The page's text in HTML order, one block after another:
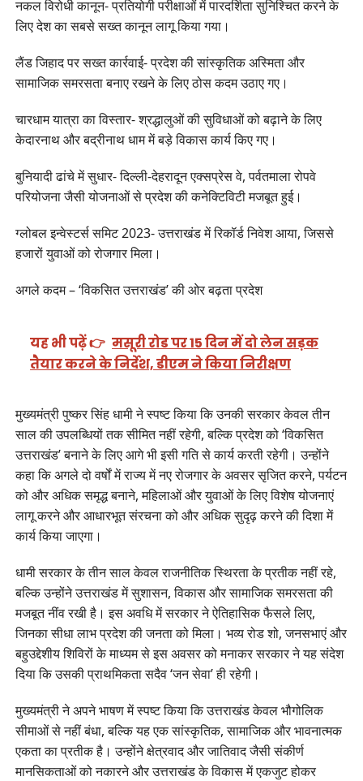
नकल विरोधी कानून- प्रतियोगी परीक्षाओं में पारदर्शिता सुनिश्चित करने के
लिए देश का सबसे सख्त कानून लागू किया गया।
लैंड जिहाद पर सख्त कार्रवाई- प्रदेश की सांस्कृतिक अस्मिता और
सामाजिक समरसता बनाए रखने के लिए ठोस कदम उठाए गए।
चारधाम यात्रा का विस्तार- श्रद्धालुओं की सुविधाओं को बढ़ाने के लिए
केदारनाथ और बद्रीनाथ धाम में बड़े विकास कार्य किए गए।
बुनियादी ढांचे में सुधार- दिल्ली-देहरादून एक्सप्रेस वे, पर्वतमाला रोपवे
परियोजना जैसी योजनाओं से प्रदेश की कनेक्टिविटी मजबूत हुई।
ग्लोबल इन्वेस्टर्स समिट 2023- उत्तराखंड में रिकॉर्ड निवेश आया, जिससे
हजारों युवाओं को रोजगार मिला।
अगले कदम – ‘विकसित उत्तराखंड’ की ओर बढ़ता प्रदेश
यह भी पढ़ें 👉 मसूरी रोड पर 15 दिन में दो लेन सड़क
तैयार करने के निर्देश, डीएम ने किया निरीक्षण
मुख्यमंत्री पुष्कर सिंह धामी ने स्पष्ट किया कि उनकी सरकार केवल तीन
साल की उपलब्धियों तक सीमित नहीं रहेगी, बल्कि प्रदेश को ‘विकसित
उत्तराखंड’ बनाने के लिए आगे भी इसी गति से कार्य करती रहेगी। उन्होंने
कहा कि अगले दो वर्षों में राज्य में नए रोजगार के अवसर सृजित करने, पर्यटन
को और अधिक समृद्ध बनाने, महिलाओं और युवाओं के लिए विशेष योजनाएं
लागू करने और आधारभूत संरचना को और अधिक सुदृढ़ करने की दिशा में
कार्य किया जाएगा।
धामी सरकार के तीन साल केवल राजनीतिक स्थिरता के प्रतीक नहीं रहे,
बल्कि उन्होंने उत्तराखंड में सुशासन, विकास और सामाजिक समरसता की
मजबूत नींव रखी है। इस अवधि में सरकार ने ऐतिहासिक फैसले लिए,
जिनका सीधा लाभ प्रदेश की जनता को मिला। भव्य रोड शो, जनसभाएं और
बहुउद्देशीय शिविरों के माध्यम से इस अवसर को मनाकर सरकार ने यह संदेश
दिया कि उसकी प्राथमिकता सदैव ‘जन सेवा’ ही रहेगी।
मुख्यमंत्री ने अपने भाषण में स्पष्ट किया कि उत्तराखंड केवल भौगोलिक
सीमाओं से नहीं बंधा, बल्कि यह एक सांस्कृतिक, सामाजिक और भावनात्मक
एकता का प्रतीक है। उन्होंने क्षेत्रवाद और जातिवाद जैसी संकीर्ण
मानसिकताओं को नकारने और उत्तराखंड के विकास में एकजुट होकर